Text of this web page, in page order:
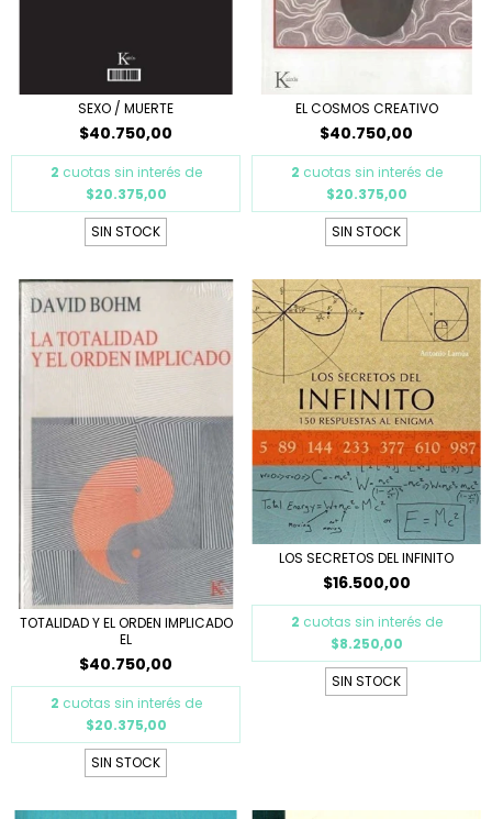
SEXO / MUERTE
$40.750,00
2 cuotas sin interés de
$20.375,00
SIN STOCK
EL COSMOS CREATIVO
$40.750,00
2 cuotas sin interés de
$20.375,00
SIN STOCK
TOTALIDAD Y EL ORDEN IMPLICADO
EL
$40.750,00
2 cuotas sin interés de
$20.375,00
SIN STOCK
LOS SECRETOS DEL INFINITO
$16.500,00
2 cuotas sin interés de
$8.250,00
SIN STOCK